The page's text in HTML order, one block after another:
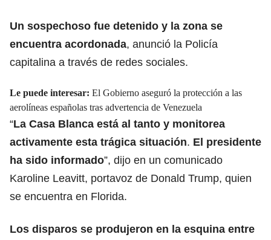
Un sospechoso fue detenido y la zona se
encuentra acordonada, anunció la Policía
capitalina a través de redes sociales.
Le puede interesar: El Gobierno aseguró la protección a las
aerolíneas españolas tras advertencia de Venezuela
“La Casa Blanca está al tanto y monitorea
activamente esta trágica situación. El presidente
ha sido informado”, dijo en un comunicado
Karoline Leavitt, portavoz de Donald Trump, quien
se encuentra en Florida.
Los disparos se produjeron en la esquina entre